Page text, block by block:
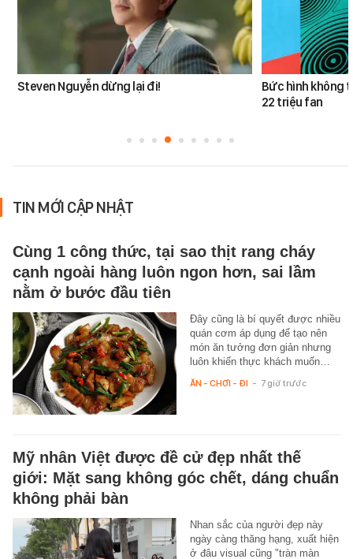
Steven Nguyễn dừng lại đi!
Bức hình không
22 triệu fan
TIN MỚI CẬP NHẬT
Cùng 1 công thức, tại sao thịt rang cháy
cạnh ngoài hàng luôn ngon hơn, sai lầm
nằm ở bước đầu tiên
Đây cũng là bí quyết được nhiều
quán cơm áp dụng để tạo nên
món ăn tưởng đơn giản nhưng
luôn khiến thực khách muốn…
ĂN - CHƠI - ĐI - 7 giờ trước
Mỹ nhân Việt được đề cử đẹp nhất thế
giới: Mặt sang không góc chết, dáng chuẩn
không phải bàn
Nhan sắc của người đẹp này
ngày càng thăng hạng, xuất hiện
ở đâu visual cũng "tràn màn